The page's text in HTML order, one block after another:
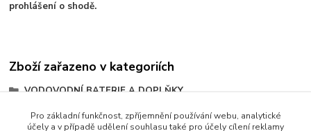
prohlášení o shodě.
Zboží zařazeno v kategoriích
VODOVODNÍ BATERIE A DOPLŇKY
Baterie kohoutkové
Pro základní funkčnost, zpříjemnění používání webu, analytické
účely a v případě udělení souhlasu také pro účely cílení reklamy